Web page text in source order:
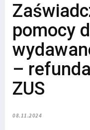
pomocy
–
ZUS
08.11.2024